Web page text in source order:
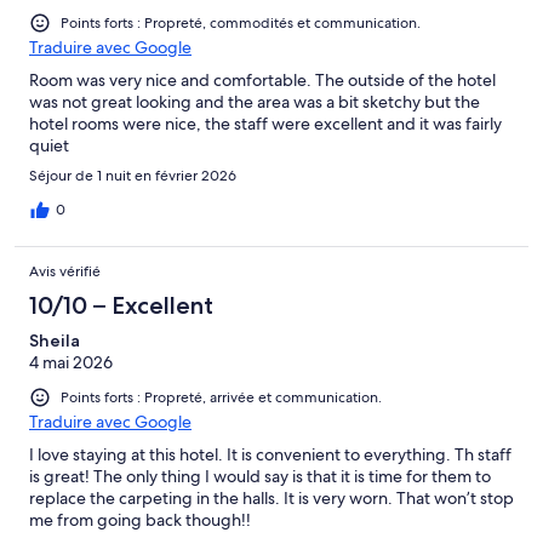
Points forts : Propreté, commodités et communication.
Traduire avec Google
Room was very nice and comfortable. The outside of the hotel
was not great looking and the area was a bit sketchy but the
hotel rooms were nice, the staff were excellent and it was fairly
quiet
Séjour de 1 nuit en février 2026
0
Avis vérifié
10/10 – Excellent
Sheila
4 mai 2026
Points forts : Propreté, arrivée et communication.
Traduire avec Google
I love staying at this hotel. It is convenient to everything. Th staff
is great! The only thing I would say is that it is time for them to
replace the carpeting in the halls. It is very worn. That won’t stop
me from going back though!!